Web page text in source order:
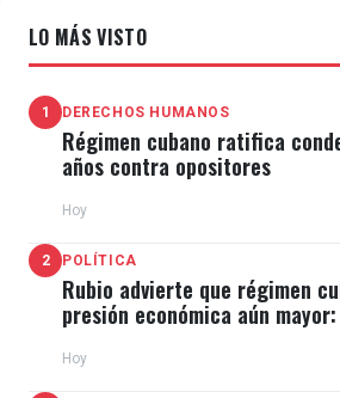
LO MÁS VISTO
1 DERECHOS HUMANOS
Régimen cubano ratifica
años contra opositores
Hoy
2 POLÍTICA
Rubio advierte que régimen
presión económica aún
Hoy